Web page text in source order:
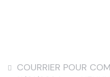
COURRIER POUR